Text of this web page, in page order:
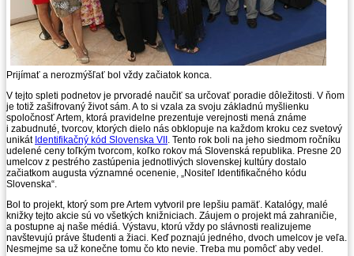
Prijímať a nerozmýšľať bol vždy začiatok konca.
V tejto spleti podnetov je prvoradé naučiť sa určovať poradie dôležitosti. V ňom
je totiž zašifrovaný život sám. A to si vzala za svoju základnú myšlienku
spoločnosť Artem, ktorá pravidelne prezentuje verejnosti mená známe
i zabudnuté, tvorcov, ktorých dielo nás obklopuje na každom kroku cez svetový
unikát Identifikačný kód Slovenska VII . Tento rok boli na jeho siedmom ročníku
udelené ceny toľkým tvorcom, koľko rokov má Slovenská republika. Presne 20
umelcov z pestrého zastúpenia jednotlivých slovenskej kultúry dostalo
začiatkom augusta významné ocenenie, „Nositeľ Identifikačného kódu
Slovenska“.
Bol to projekt, ktorý som pre Artem vytvoril pre lepšiu pamäť. Katalógy, malé
knižky tejto akcie sú vo všetkých knižniciach. Záujem o projekt má zahraničie,
a postupne aj naše médiá. Výstavu, ktorú vždy po slávnosti realizujeme
navštevujú práve študenti a žiaci. Keď poznajú jedného, dvoch umelcov je veľa.
Nesmejme sa už konečne tomu čo kto nevie. Treba mu pomôcť aby vedel.